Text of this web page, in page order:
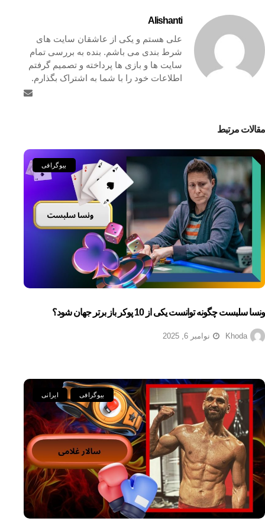
Alishanti
علی هستم و یکی از عاشقان سایت های
شرط بندی می باشم. بنده به بررسی تمام
سایت ها و بازی ها پرداخته و تصمیم گرفتم
اطلاعات خود را با شما به اشتراک بگذارم.
مقالات مرتبط
بیوگرافی
ونسا سلبست چگونه توانست یکی از 10 پوکر باز برتر جهان شود؟
Khoda نوامبر 6, 2025
ایرانی بیوگرافی